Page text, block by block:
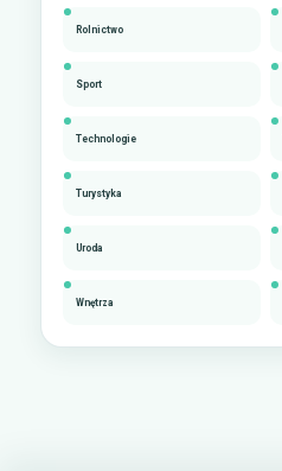
Rolnictwo
Sport
Technologie
Turystyka
Uroda
Wnętrza